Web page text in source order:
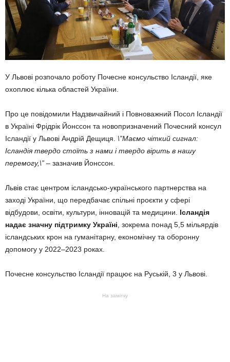
У Львові розпочало роботу Почесне консульство Ісландії, яке
охоплює кілька областей України.
Про це повідомили Надзвичайний і Повноважний Посол Ісландії
в Україні Фрідрік Йонссон та новопризначений Почесний консул
Ісландії у Львові Андрій Дещиця. \”Маємо чіткий сигнал:
Ісландія твердо стоїть з нами і твердо вірить в нашу
перемогу,\” – зазначив Йонссон.
Львів стає центром ісландсько-українського партнерства на
заході України, що передбачає спільні проєкти у сфері
відбудови, освіти, культури, інновацій та медицини. Ісландія
надає значну підтримку Україні, зокрема понад 5,5 мільярдів
ісландських крон на гуманітарну, економічну та оборонну
допомогу у 2022–2023 роках.
Почесне консульство Ісландії працює на Руській, 3 у Львові.
На замітку